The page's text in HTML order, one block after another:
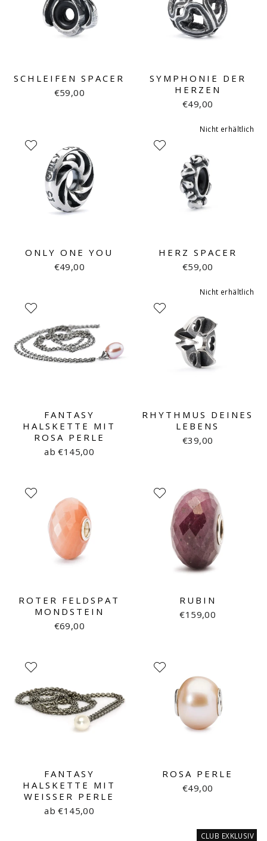
SCHLEIFEN SPACER
€59,00
SYMPHONIE DER
HERZEN
€49,00
ONLY ONE YOU
€49,00
Nicht erhältlich
HERZ SPACER
€59,00
FANTASY
HALSKETTE MIT
ROSA PERLE
ab €145,00
Nicht erhältlich
RHYTHMUS DEINES
LEBENS
€39,00
ROTER FELDSPAT
MONDSTEIN
€69,00
RUBIN
€159,00
FANTASY
HALSKETTE MIT
WEISSER PERLE
ab €145,00
ROSA PERLE
€49,00
CLUB EXKLUSIV